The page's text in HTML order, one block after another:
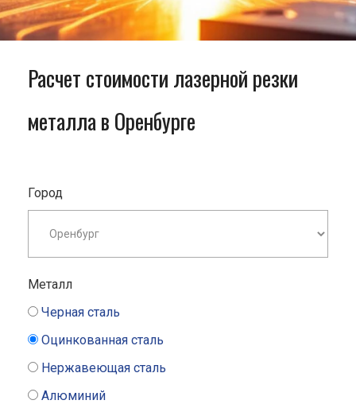
Расчет стоимости лазерной резки
металла в Оренбурге
Город
Металл
Черная сталь
Оцинкованная сталь
Нержавеющая сталь
Алюминий